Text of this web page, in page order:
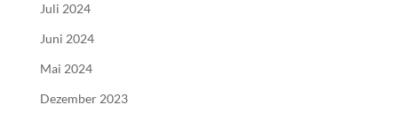
Juli 2024
Juni 2024
Mai 2024
Dezember 2023